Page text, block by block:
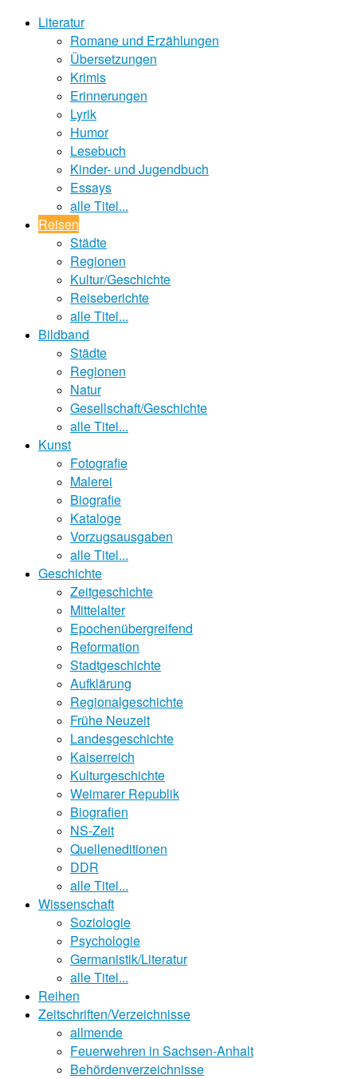
Literatur
Romane und Erzählungen
Übersetzungen
Krimis
Erinnerungen
Lyrik
Humor
Lesebuch
Kinder- und Jugendbuch
Essays
alle Titel...
Reisen
Städte
Regionen
Kultur/Geschichte
Reiseberichte
alle Titel...
Bildband
Städte
Regionen
Natur
Gesellschaft/Geschichte
alle Titel...
Kunst
Fotografie
Malerei
Biografie
Kataloge
Vorzugsausgaben
alle Titel...
Geschichte
Zeitgeschichte
Mittelalter
Epochenübergreifend
Reformation
Stadtgeschichte
Aufklärung
Regionalgeschichte
Frühe Neuzeit
Landesgeschichte
Kaiserreich
Kulturgeschichte
Weimarer Republik
Biografien
NS-Zeit
Quelleneditionen
DDR
alle Titel...
Wissenschaft
Soziologie
Psychologie
Germanistik/Literatur
alle Titel...
Reihen
Zeitschriften/Verzeichnisse
allmende
Feuerwehren in Sachsen-Anhalt
Behördenverzeichnisse